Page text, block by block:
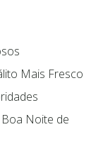
Mais Fresco
Noite de